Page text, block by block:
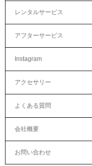
レンタルサービス
アフターサービス
Instagram
アクセサリー
よくある質問
会社概要
お問い合わせ